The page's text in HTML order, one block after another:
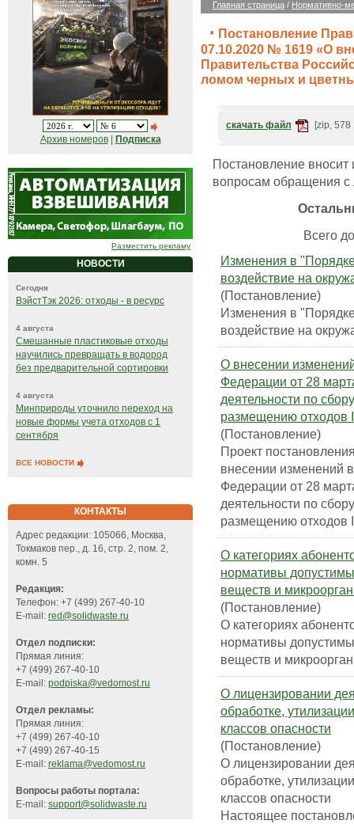
Архив номеров| Подписка
Разместить рекламу
НОВОСТИ
Сегодня
ВэйстТэк 2026: отходы - в ресурс
4 августа
Смешанные пластиковые отходы
научились превращать в водород
без предварительной сортировки
4 августа
Минприроды уточнило переход на
новые формы учета отходов с 1
сентября
ВСЕ НОВОСТИ
КОНТАКТЫ
Адрес редакции: 105066, Москва,
Токмаков пер., д. 16, стр. 2, пом. 2,
комн. 5
Редакция:
Телефон: +7 (499) 267-40-10
E-mail: red@solidwaste.ru
Отдел подписки:
Прямая линия:
+7 (499) 267-40-10
E-mail: podpiska@vedomost.ru
Отдел рекламы:
Прямая линия:
+7 (499) 267-40-10
+7 (499) 267-40-15
E-mail: reklama@vedomost.ru
Вопросы работы портала:
E-mail: support@solidwaste.ru
Главная страница / Нормативно-
Постановление
07.10.2020 № 1619 «О
Правительства
ломом черных и
скачать файл [zip, 578
Постановление
вопросам обращения
Всего
Изменения в
воздействие на
(Постановление)
Изменения в
воздействие на
О внесении
Федерации от 28
деятельности по
размещению отходов
(Постановление)
Проект
внесении изменений
Федерации от 28
деятельности по
размещению отходов
О категориях
нормативы
веществ и
(Постановление)
О категориях
нормативы
веществ и
О лицензировании
обработке,
классов опасности
(Постановление)
О лицензировании
обработке,
классов опасности
Настоящее